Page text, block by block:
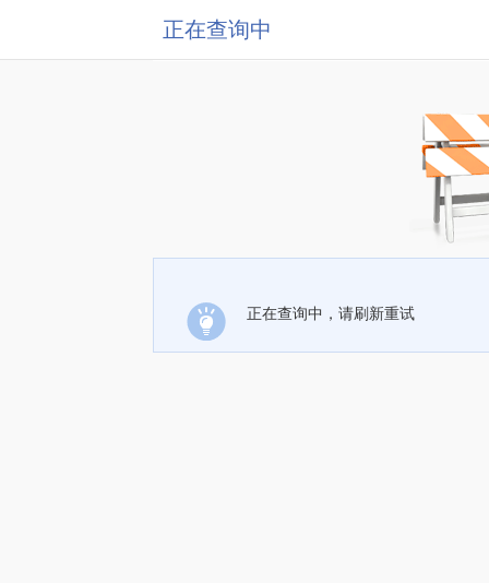
正在查询中
正在查询中，请刷新重试